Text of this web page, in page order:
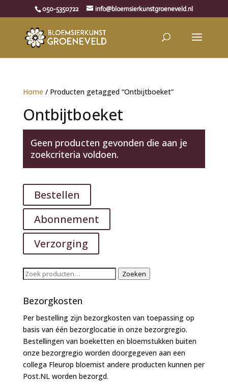
050-5350722 info@bloemsierkunstgroeneveld.nl
Home / Producten getagged “Ontbijtboeket”
Ontbijtboeket
Geen producten gevonden die aan je
zoekcriteria voldoen.
Bestellen
Abonnement
Verzorging
Zoeken
Zoeken
Bezorgkosten
Per bestelling zijn bezorgkosten van toepassing op
basis van één bezorglocatie in onze bezorgregio.
Bestellingen van boeketten en bloemstukken buiten
onze bezorgregio worden doorgegeven aan een
collega Fleurop bloemist andere producten kunnen per
Post.NL worden bezorgd.